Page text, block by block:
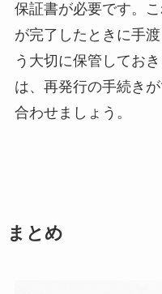
保証書が必要です。
が完了したときに手
う大切に保管してお
は、再発行の手続き
合わせましょう。
まとめ